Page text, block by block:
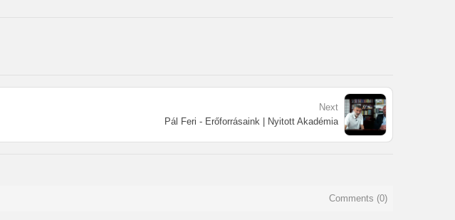
Next
Pál Feri - Erőforrásaink | Nyitott Akadémia
Comments (0)